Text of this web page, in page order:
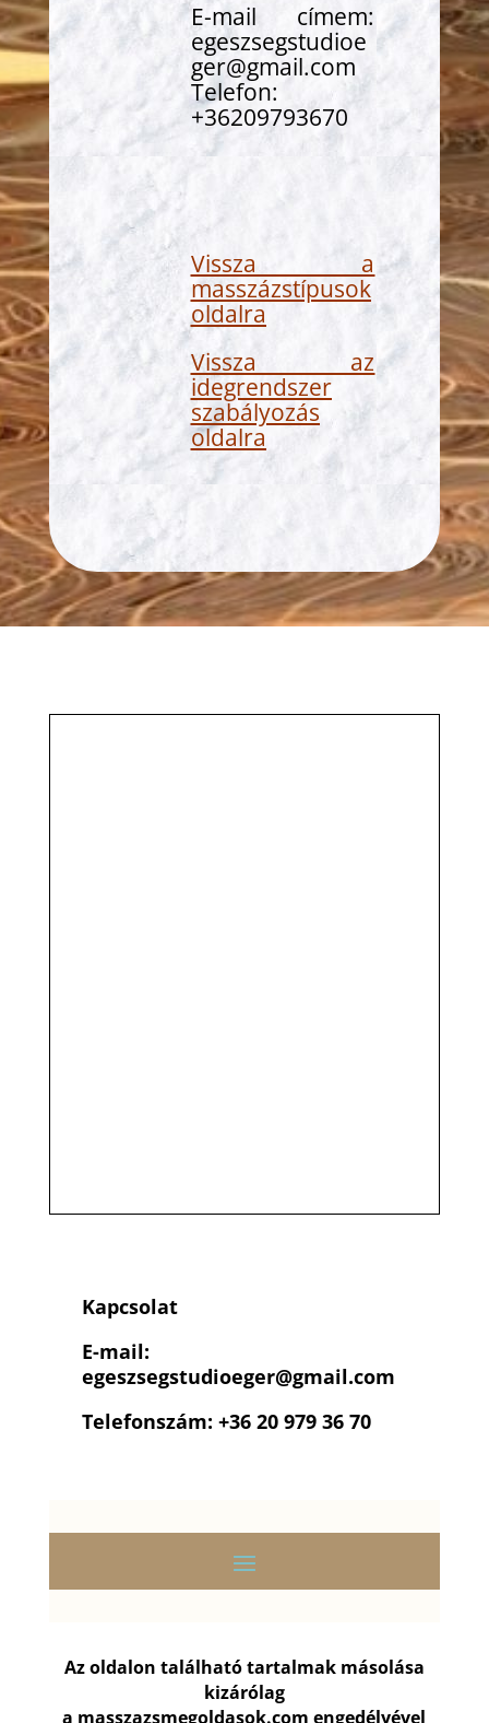
E-mail címem:
egeszsegstudioe
ger@gmail.com
Telefon:
+36209793670
Vissza a
masszázstípusok
oldalra
Vissza az
idegrendszer
szabályozás
oldalra
Kapcsolat
E-mail:
egeszsegstudioeger@gmail.com
Telefonszám: +36 20 979 36 70
Az oldalon található tartalmak másolása
kizárólag
a masszazsmegoldasok.com engedélyével